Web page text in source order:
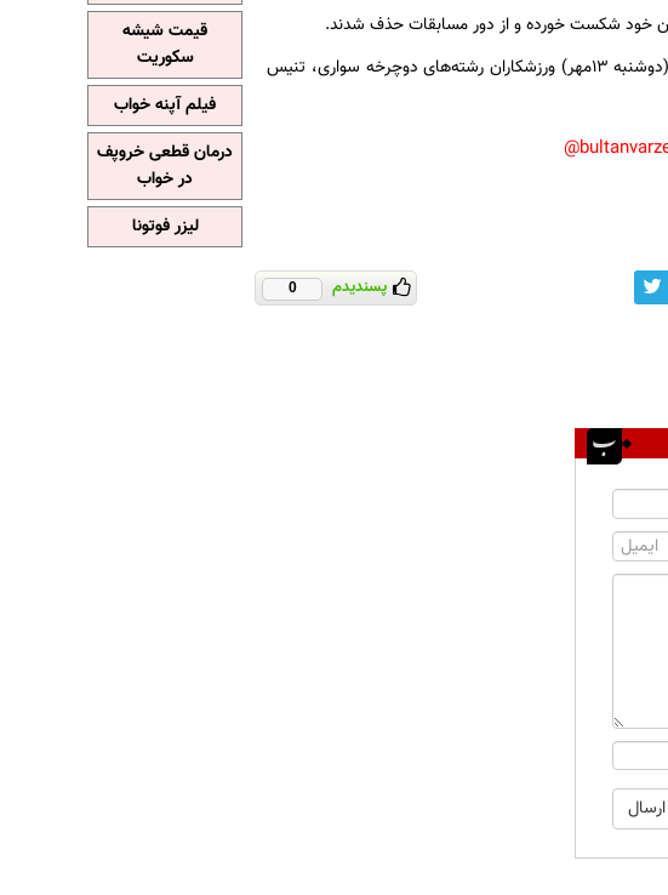
خود شکست خورده و از دور مسابقات حذف شدند.
بدین ترتیب کاروان ناشنوایان ایران روز دوم را با ١٨ مدال به پایان رسانید و فردا (دوشنبه 13مهر) ورزشکاران رشته‌های دوچرخه سواری، تنیس
پسندیدم 0
قیمت شیشه
سکوریت
فیلم آپنه خواب
درمان قطعی خروپف
در خواب
لیزر فوتونا